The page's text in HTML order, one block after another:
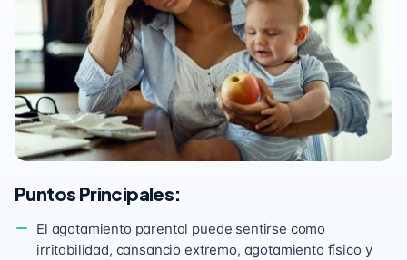
Puntos Principales:
El agotamiento parental puede sentirse como
irritabilidad, cansancio extremo, agotamiento físico y